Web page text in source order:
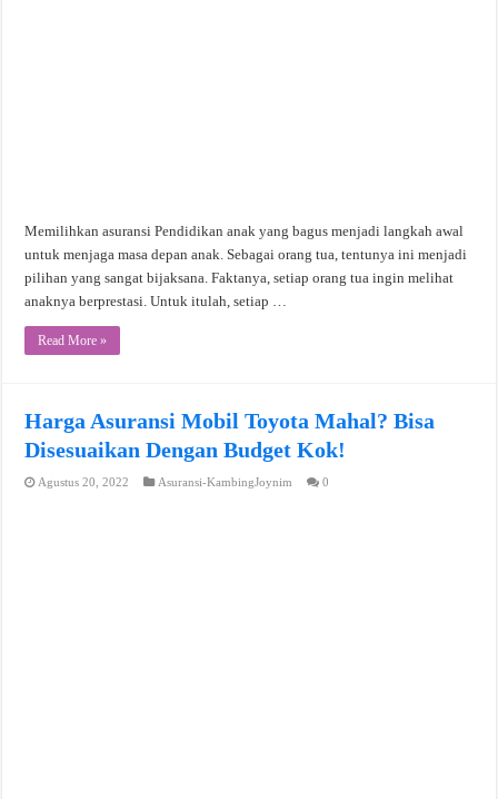
Memilihkan asuransi Pendidikan anak yang bagus menjadi langkah awal
untuk menjaga masa depan anak. Sebagai orang tua, tentunya ini menjadi
pilihan yang sangat bijaksana. Faktanya, setiap orang tua ingin melihat
anaknya berprestasi. Untuk itulah, setiap …
Read More »
Harga Asuransi Mobil Toyota Mahal? Bisa
Disesuaikan Dengan Budget Kok!
Agustus 20, 2022 Asuransi-KambingJoynim 0